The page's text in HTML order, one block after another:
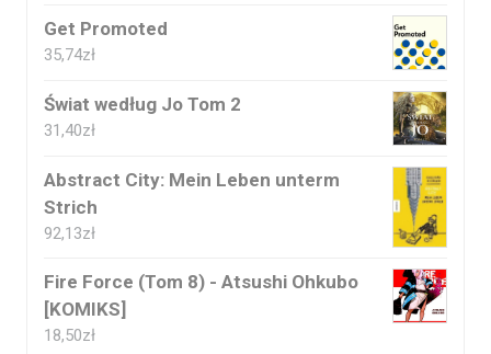
Get Promoted
35,74zł
Świat według Jo Tom 2
31,40zł
Abstract City: Mein Leben unterm
Strich
92,13zł
Fire Force (Tom 8) - Atsushi Ohkubo
[KOMIKS]
18,50zł